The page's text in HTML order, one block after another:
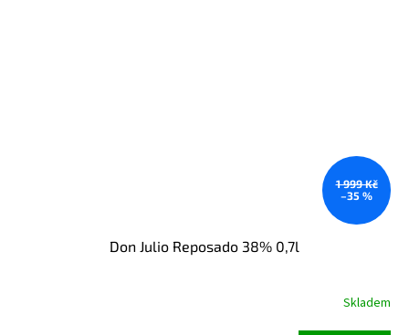
1 999 Kč
–35 %
Don Julio Reposado 38% 0,7l
Skladem